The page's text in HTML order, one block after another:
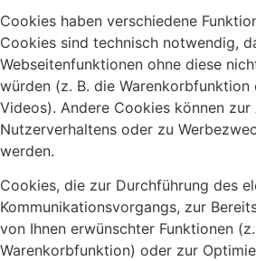
Cookies haben verschiedene
Cookies sind technisch notwendig,
Webseitenfunktionen ohne diese
würden (z. B. die
Videos). Andere Cookies können
Nutzerverhaltens oder zu
werden.
Cookies, die zur Durchführung des
Kommunikationsvorgangs, zur
von Ihnen erwünschter Funktionen
Warenkorbfunktion) oder zur